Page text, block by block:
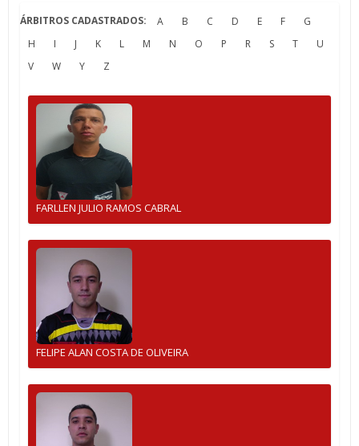
ÁRBITROS CADASTRADOS: A B C D E F
G
H
I J K L M N O P R S T
U
V
W Y Z
FARLLEN JULIO RAMOS CABRAL
FELIPE ALAN COSTA DE OLIVEIRA